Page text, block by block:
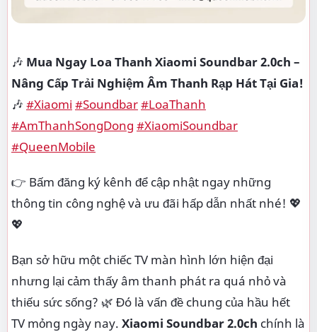
🎶 Mua Ngay Loa Thanh Xiaomi Soundbar 2.0ch –
Nâng Cấp Trải Nghiệm Âm Thanh Rạp Hát Tại Gia!
🎶 #Xiaomi #Soundbar#LoaThanh
#AmThanhSongDong #XiaomiSoundbar
#QueenMobile
👉 Bấm đăng ký kênh để cập nhật ngay những
thông tin công nghệ và ưu đãi hấp dẫn nhất nhé! 💖
💖
Bạn sở hữu một chiếc TV màn hình lớn hiện đại
nhưng lại cảm thấy âm thanh phát ra quá nhỏ và
thiếu sức sống? 🌿 Đó là vấn đề chung của hầu hết
TV mỏng ngày nay. Xiaomi Soundbar 2.0ch chính là